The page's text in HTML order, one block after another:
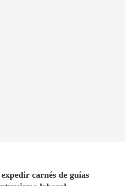
carnés de guías